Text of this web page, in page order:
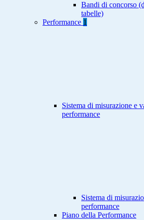
Bandi di concorso
tabelle)
Performance 1
Sistema di misurazione e
performance
Sistema di
performance
Piano della Performance